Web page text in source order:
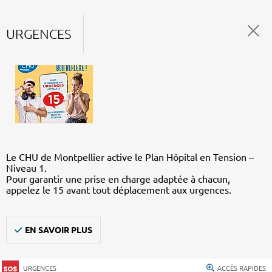
URGENCES
Le CHU de Montpellier active le Plan Hôpital en Tension –
Niveau 1.
Pour garantir une prise en charge adaptée à chacun,
appelez le 15 avant tout déplacement aux urgences.
EN SAVOIR PLUS
URGENCES ACCÈS RAPIDES